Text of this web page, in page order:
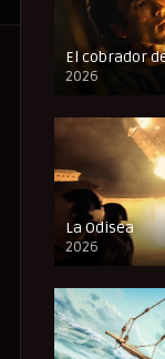
El cobrador
2026
FULL HD
La Odisea
2026
CAM